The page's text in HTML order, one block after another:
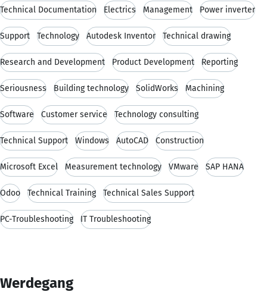
Technical Documentation Electrics Management Power inverter
Support Technology Autodesk Inventor Technical drawing
Research and Development Product Development Reporting
Seriousness Building technology SolidWorks Machining
Software Customer service Technology consulting
Technical Support Windows AutoCAD Construction
Microsoft Excel Measurement technology VMware SAP HANA
Odoo Technical Training Technical Sales Support
PC-Troubleshooting IT Troubleshooting
Werdegang